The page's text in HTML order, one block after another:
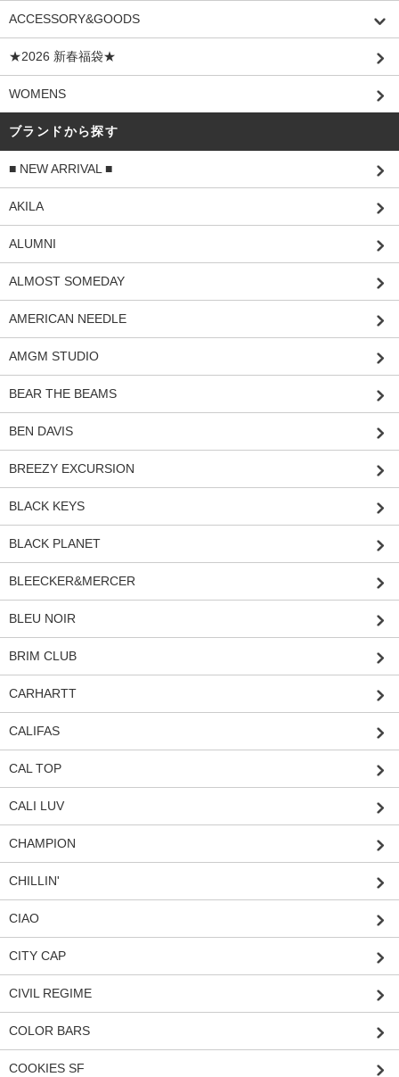
ACCESSORY&GOODS
★2026 新春福袋★
WOMENS
ブランドから探す
■ NEW ARRIVAL ■
AKILA
ALUMNI
ALMOST SOMEDAY
AMERICAN NEEDLE
AMGM STUDIO
BEAR THE BEAMS
BEN DAVIS
BREEZY EXCURSION
BLACK KEYS
BLACK PLANET
BLEECKER&MERCER
BLEU NOIR
BRIM CLUB
CARHARTT
CALIFAS
CAL TOP
CALI LUV
CHAMPION
CHILLIN'
CIAO
CITY CAP
CIVIL REGIME
COLOR BARS
COOKIES SF